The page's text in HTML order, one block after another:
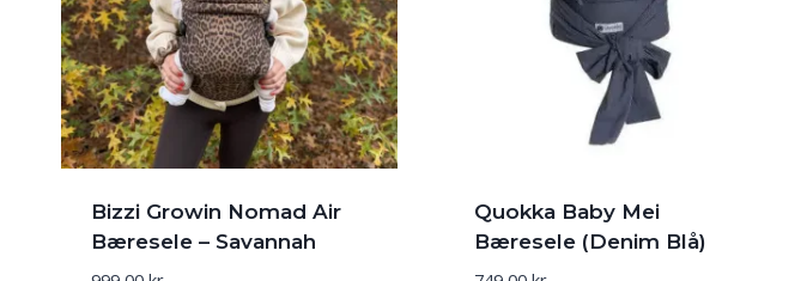
Bizzi Growin Nomad Air
Bæresele – Savannah
Quokka Baby Mei
Bæresele (Denim Blå)